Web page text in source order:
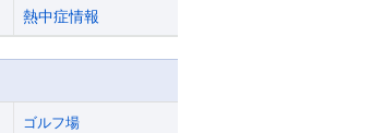
熱中症情報
ゴルフ場